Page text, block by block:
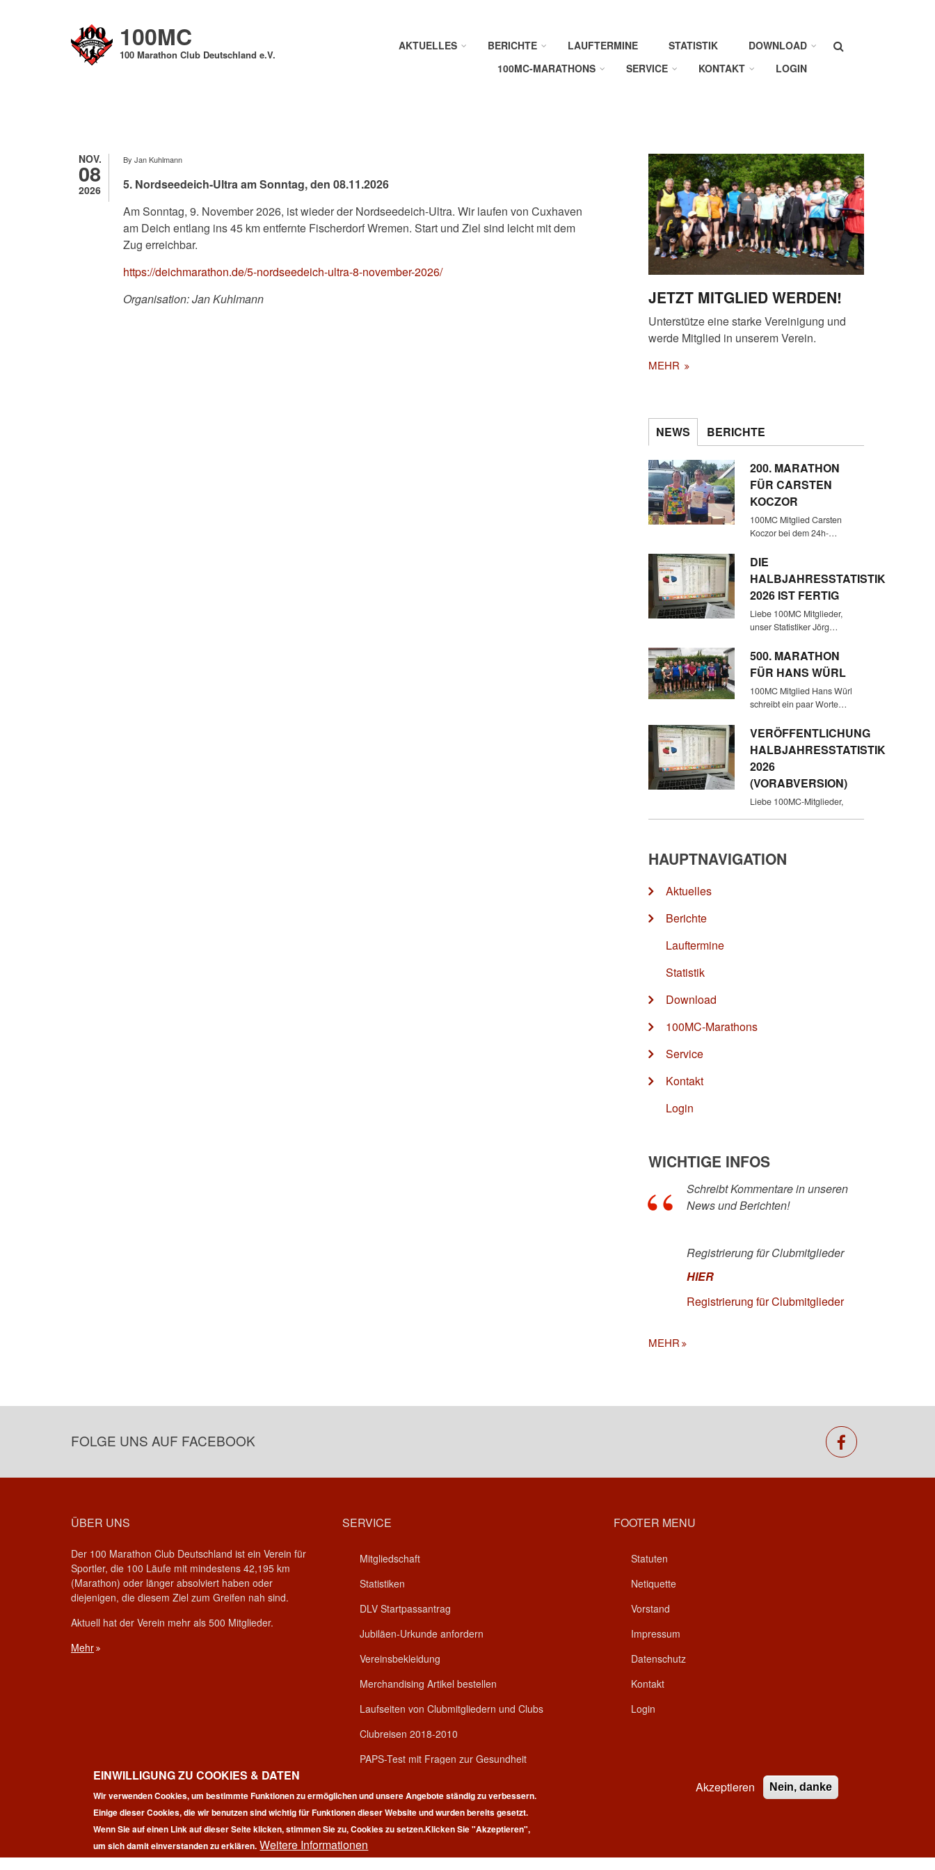
100MC
100 Marathon Club Deutschland e.V.
Suche
AKTUELLES BERICHTE LAUFTERMINE STATISTIK
DOWNLOAD
100MC-MARATHONS
SERVICE KONTAKT LOGIN
NOV.
08
2026
By Jan Kuhlmann
5. Nordseedeich-Ultra am Sonntag, den 08.11.2026
​Am Sonntag, 9. November 2026, ist wieder der Nordseedeich-Ultra. Wir laufen von Cuxhaven
am Deich entlang ins 45 km entfernte Fischerdorf Wremen. Start und Ziel sind leicht mit dem
Zug erreichbar.
https://deichmarathon.de/5-nordseedeich-ultra-8-november-2026/
Organisation: Jan Kuhlmann
JETZT MITGLIED WERDEN!
Unterstütze eine starke Vereinigung und
werde Mitglied in unserem Verein.
MEHR
NEWS BERICHTE
200. MARATHON
FÜR CARSTEN
KOCZOR
100MC Mitglied Carsten
Koczor bei dem 24h-…
DIE
HALBJAHRESSTATISTIK
2026 IST FERTIG
Liebe 100MC Mitglieder,
unser Statistiker Jörg…
500. MARATHON
FÜR HANS WÜRL
100MC Mitglied Hans Würl
schreibt ein paar Worte…
VERÖFFENTLICHUNG
HALBJAHRESSTATISTIK
2026
(VORABVERSION)
Liebe 100MC-Mitglieder,
HAUPTNAVIGATION
Aktuelles
Berichte
Lauftermine
Statistik
Download
100MC-Marathons
Service
Kontakt
Login
WICHTIGE INFOS
Schreibt Kommentare in unseren
News und Berichten!
Registrierung für Clubmitglieder
HIER
Registrierung für Clubmitglieder
MEHR
FOLGE UNS AUF FACEBOOK facebook
ÜBER UNS
Der 100 Marathon Club Deutschland ist ein Verein für
Sportler, die 100 Läufe mit mindestens 42,195 km
(Marathon) oder länger absolviert haben oder
diejenigen, die diesem Ziel zum Greifen nah sind.
Aktuell hat der Verein mehr als 500 Mitglieder.
Mehr
SERVICE
Mitgliedschaft
Statistiken
DLV Startpassantrag
Jubiläen-Urkunde anfordern
Vereinsbekleidung
Merchandising Artikel bestellen
Laufseiten von Clubmitgliedern und Clubs
Clubreisen 2018-2010
PAPS-Test mit Fragen zur Gesundheit
FOOTER MENU
Statuten
Netiquette
Vorstand
Impressum
Datenschutz
Kontakt
Login
Copyright © 2026 | 100 Marathon Club Deutschland e.V. | All rights reserved.
EINWILLIGUNG ZU COOKIES & DATEN
Wir verwenden Cookies, um bestimmte Funktionen zu ermöglichen und unsere Angebote ständig zu verbessern.
Einige dieser Cookies, die wir benutzen sind wichtig für Funktionen dieser Website und wurden bereits gesetzt.
Wenn Sie auf einen Link auf dieser Seite klicken, stimmen Sie zu, Cookies zu setzen.Klicken Sie "Akzeptieren",
um sich damit einverstanden zu erklären. Weitere Informationen
Akzeptieren Nein, danke